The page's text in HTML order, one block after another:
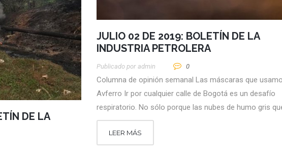
JULIO 02 DE 2019: BOLETÍN DE LA
INDUSTRIA PETROLERA
Publicado por Admin 0
Columna de opinión semanal Las máscaras que
Avferro Ir por cualquier calle de Bogotá es un desafío
respiratorio. No sólo porque las nubes de humo gris
LEER MÁS
DE LA